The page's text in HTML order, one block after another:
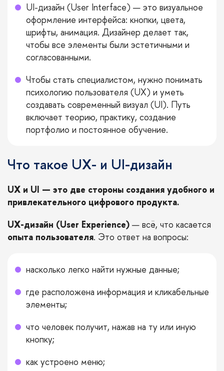
UI-дизайн (User Interface) — это визуальное
оформление интерфейса: кнопки, цвета,
шрифты, анимация. Дизайнер делает так,
чтобы все элементы были эстетичными и
согласованными.
Чтобы стать специалистом, нужно понимать
психологию пользователя (UX) и уметь
создавать современный визуал (UI). Путь
включает теорию, практику, создание
портфолио и постоянное обучение.
Что такое UX- и UI-дизайн
UX и UI — это две стороны создания удобного и
привлекательного цифрового продукта.
UX-дизайн (User Experience) — всё, что касается
опыта пользователя. Это ответ на вопросы:
насколько легко найти нужные данные;
где расположена информация и кликабельные
элементы;
что человек получит, нажав на ту или иную
кнопку;
как устроено меню;